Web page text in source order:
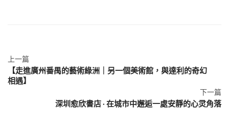
上一篇
【走進廣州番禺的藝術綠洲｜另一個美術館，與達利的奇幻
相遇】
下一篇
深圳愈欣書店 · 在城市中邂逅一處安靜的心灵角落